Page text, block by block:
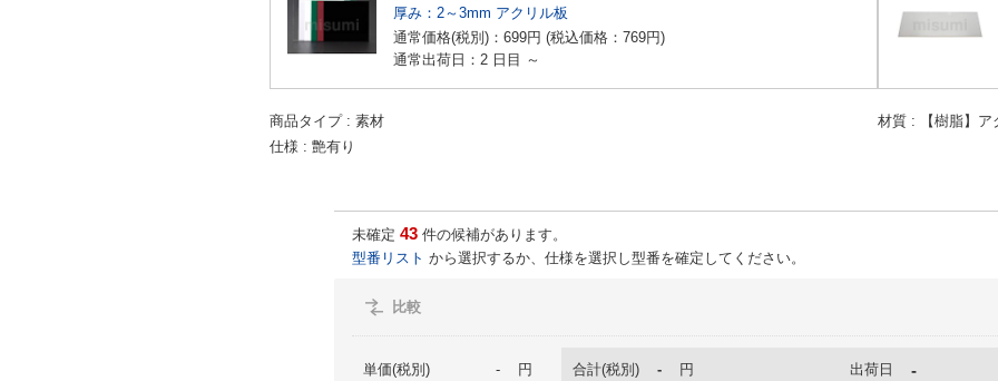
厚み：2～3mm アクリル板
通常価格(税別)： 699円 (税込価格： 769円)
通常出荷日：2 日目 ～
商品タイプ 素材 材質
【樹脂】
仕様
艶有り
未確定 43 件の候補があります。
型番リスト から選択するか、仕様を選択し型番を確定してください。
比較
単価(税別) - 円 合計(税別) - 円 出荷日 -